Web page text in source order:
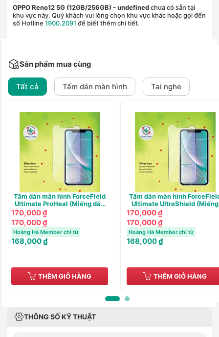
OPPO Reno12 5G (12GB/256GB) - undefinedchưa có sẵn tại
khu vực này. Quý khách vui lòng chọn khu vực khác hoặc gọi đến
số Hotline 1900.2091 để biết thêm chi tiết.
Sản phẩm mua cùng
Tất cả Tấm dán màn hình Tai nghe
Tấm dán màn hình ForceField
Ultimate ProHeal (Miếng dán
tự phục hồi)
170,000 ₫
170,000 ₫
Hoàng Hà Member chỉ từ
168,000 ₫
THÊM GIỎ HÀNG
Tấm dán màn hình
Ultimate UltraShield (Miếng
dán UV Siêu cứng)
170,000 ₫
170,000 ₫
Hoàng Hà Member chỉ từ
168,000 ₫
THÊM GIỎ HÀNG
THÔNG SỐ KỸ THUẬT